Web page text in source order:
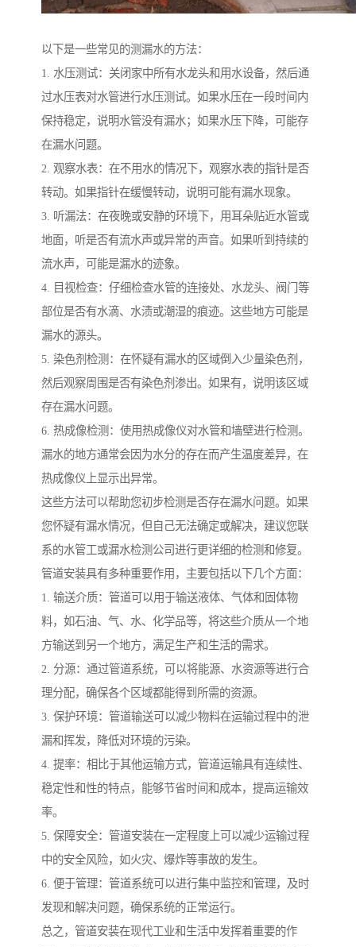
以下是一些常见的测漏水的方法：
1. 水压测试：关闭家中所有水龙头和用水设备，然后通
过水压表对水管进行水压测试。如果水压在一段时间内
保持稳定，说明水管没有漏水；如果水压下降，可能存
在漏水问题。
2. 观察水表：在不用水的情况下，观察水表的指针是否
转动。如果指针在缓慢转动，说明可能有漏水现象。
3. 听漏法：在夜晚或安静的环境下，用耳朵贴近水管或
地面，听是否有流水声或异常的声音。如果听到持续的
流水声，可能是漏水的迹象。
4. 目视检查：仔细检查水管的连接处、水龙头、阀门等
部位是否有水滴、水渍或潮湿的痕迹。这些地方可能是
漏水的源头。
5. 染色剂检测：在怀疑有漏水的区域倒入少量染色剂，
然后观察周围是否有染色剂渗出。如果有，说明该区域
存在漏水问题。
6. 热成像检测：使用热成像仪对水管和墙壁进行检测。
漏水的地方通常会因为水分的存在而产生温度差异，在
热成像仪上显示出异常。
这些方法可以帮助您初步检测是否存在漏水问题。如果
您怀疑有漏水情况，但自己无法确定或解决，建议您联
系的水管工或漏水检测公司进行更详细的检测和修复。
管道安装具有多种重要作用，主要包括以下几个方面：
1. 输送介质：管道可以用于输送液体、气体和固体物
料，如石油、气、水、化学品等，将这些介质从一个地
方输送到另一个地方，满足生产和生活的需求。
2. 分源：通过管道系统，可以将能源、水资源等进行合
理分配，确保各个区域都能得到所需的资源。
3. 保护环境：管道输送可以减少物料在运输过程中的泄
漏和挥发，降低对环境的污染。
4. 提率：相比于其他运输方式，管道运输具有连续性、
稳定性和性的特点，能够节省时间和成本，提高运输效
率。
5. 保障安全：管道安装在一定程度上可以减少运输过程
中的安全风险，如火灾、爆炸等事故的发生。
6. 便于管理：管道系统可以进行集中监控和管理，及时
发现和解决问题，确保系统的正常运行。
总之，管道安装在现代工业和生活中发挥着重要的作